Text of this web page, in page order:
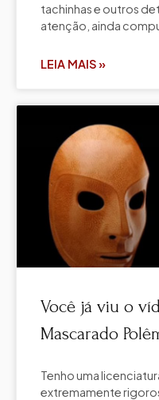
tachinhas e outros
atenção, ainda
LEIA MAIS »
Você já viu o
Mascarado
Tenho uma
extremamente